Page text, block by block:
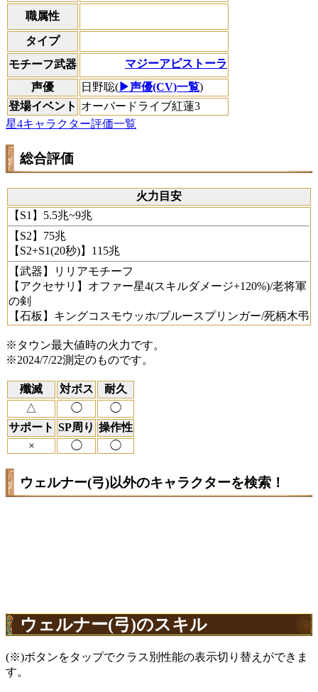
職属性
タイプ
モチーフ武器
マジーアピストーラ
声優
日野聡( ▶声優(CV)一覧)
登場イベント オーバードライブ紅蓮3
星4キャラクター評価一覧
総合評価
火力目安
【S1】5.5兆~9兆
【S2】75兆
【S2+S1(20秒)】115兆
【武器】リリアモチーフ
【アクセサリ】オファー星4(スキルダメージ+120%)/老将軍
の剣
【石板】キングコスモウッホ/ブルースプリンガー/死柄木弔
※タウン最大値時の火力です。
※2024/7/22測定のものです。
殲滅 対ボス
耐久
△
◯
◯
サポート SP周り 操作性
×
◯ ◯
ウェルナー(弓)以外のキャラクターを検索！
ウェルナー(弓)のスキル
(※)ボタンをタップでクラス別性能の表示切り替えができま
す。